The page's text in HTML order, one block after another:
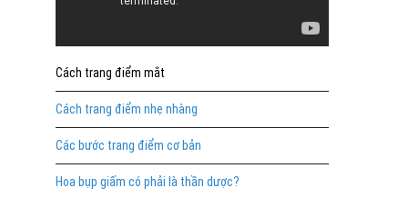
Cách trang điểm mắt
Cách trang điểm nhẹ nhàng
Các bước trang điểm cơ bản
Hoa bụp giấm có phải là thần dược?